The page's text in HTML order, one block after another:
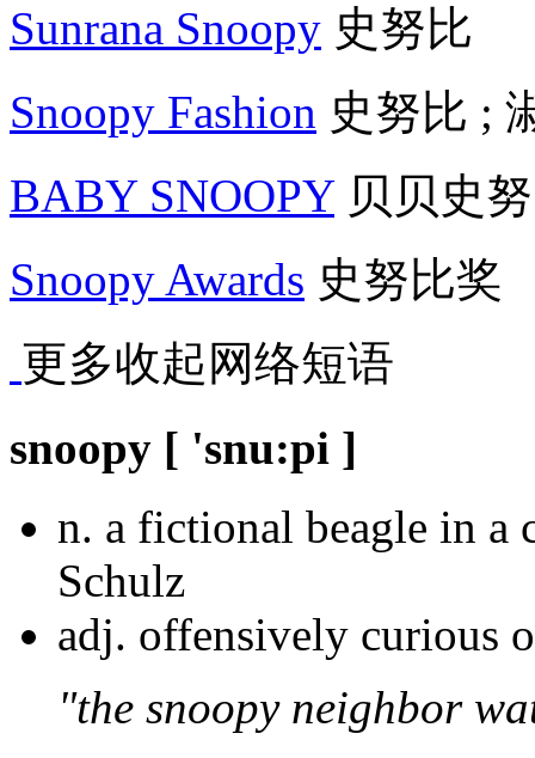
Sunrana Snoopy 史努比
Snoopy Fashion 史努比 ;
BABY SNOOPY贝贝史
Snoopy Awards 史努比奖
更多收起 网络短语
snoopy [ 'snu:pi ]
n. a fictional beagle in a
Schulz
adj. offensively curious
"the snoopy neighbor